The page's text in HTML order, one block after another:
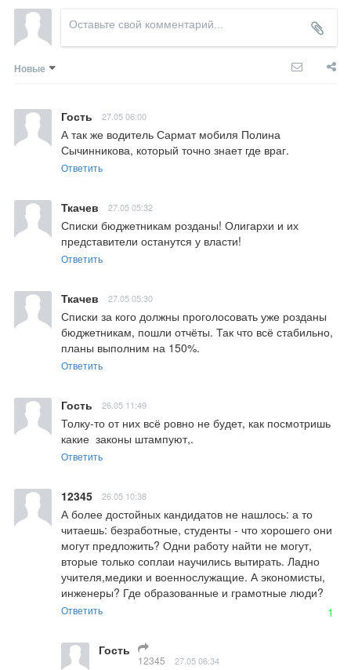
Новые
Гость 27.05 06:00
А так же водитель Сармат мобиля Полина
Сычинникова, который точно знает где враг.
Ответить
Ткачев 27.05 05:32
Списки бюджетникам розданы! Олигархи и их
представители останутся у власти!
Ответить
Ткачев 27.05 05:30
Списки за кого должны проголосовать уже розданы
бюджетникам, пошли отчёты. Так что всё стабильно,
планы выполним на 150%.
Ответить
Гость 26.05 11:49
Толку-то от них всё ровно не будет, как посмотришь
какие  законы штампуют,.
Ответить
12345 26.05 10:38
А более достойных кандидатов не нашлось: а то
читаешь: безработные, студенты - что хорошего они
могут предложить? Одни работу найти не могут,
вторые только соплаи научились вытирать. Ладно
учителя,медики и военнослужащие. А экономисты,
инженеры? Где образованные и грамотные люди?
Ответить 1
Гость
12345 27.05 06:34